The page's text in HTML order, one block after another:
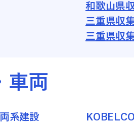
和歌山県
三重県収
三重県収
車両
系建設